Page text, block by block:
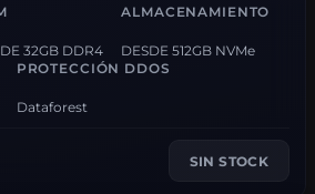
32GB DDR4
ALMACENAMIENTO
DESDE 512GB NVMe
PROTECCIÓN DDOS
Dataforest
SIN STOCK